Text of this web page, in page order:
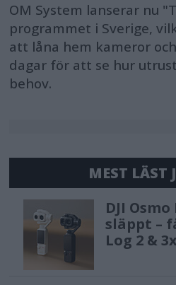
OM System lanserar nu
programmet i Sverige,
att låna hem kameror
dagar för att se hur
behov.
MEST LÄST
DJI
släppt –
Log 2 &